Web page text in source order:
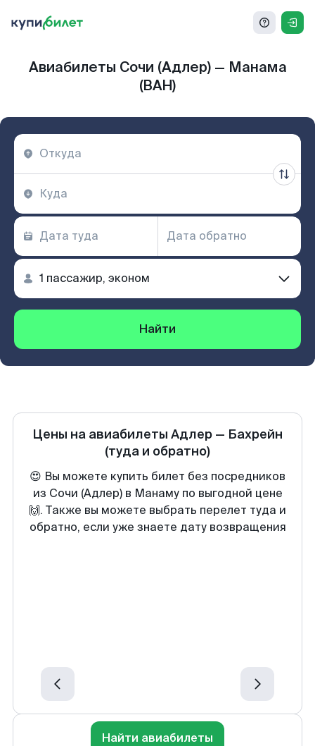
Авиабилеты Сочи (Адлер) — Манама
(BAH)
Найти
Цены на авиабилеты Адлер — Бахрейн
(туда и обратно)
😍 Вы можете купить билет без посредников
из Сочи (Адлер) в Манаму по выгодной цене
🙌. Также вы можете выбрать перелет туда и
обратно, если уже знаете дату возвращения
Найти авиабилеты